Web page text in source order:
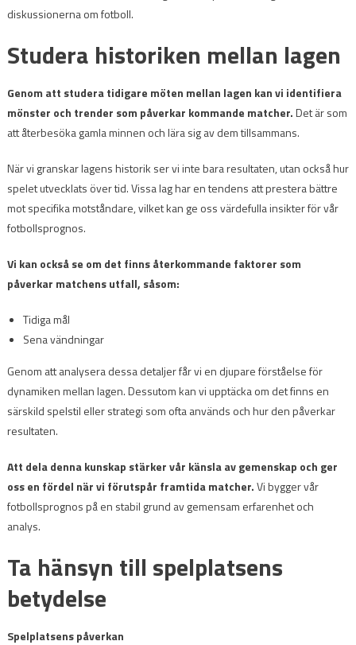
diskussionerna om fotboll.
Studera historiken mellan lagen
Genom att studera tidigare möten mellan lagen kan vi identifiera
mönster och trender som påverkar kommande matcher.Det är som
att återbesöka gamla minnen och lära sig av dem tillsammans.
När vi granskar lagens historik ser vi inte bara resultaten, utan också hur
spelet utvecklats över tid. Vissa lag har en tendens att prestera bättre
mot specifika motståndare, vilket kan ge oss värdefulla insikter för vår
fotbollsprognos.
Vi kan också se om det finns återkommande faktorer som
påverkar matchens utfall, såsom:
Tidiga mål
Sena vändningar
Genom att analysera dessa detaljer får vi en djupare förståelse för
dynamiken mellan lagen. Dessutom kan vi upptäcka om det finns en
särskild spelstil eller strategi som ofta används och hur den påverkar
resultaten.
Att dela denna kunskap stärker vår känsla av gemenskap och ger
oss en fördel när vi förutspår framtida matcher.Vi bygger vår
fotbollsprognos på en stabil grund av gemensam erfarenhet och
analys.
Ta hänsyn till spelplatsens
betydelse
Spelplatsens påverkan